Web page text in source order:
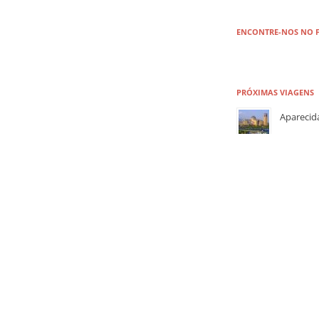
ENCONTRE-NOS NO
PRÓXIMAS VIAGENS